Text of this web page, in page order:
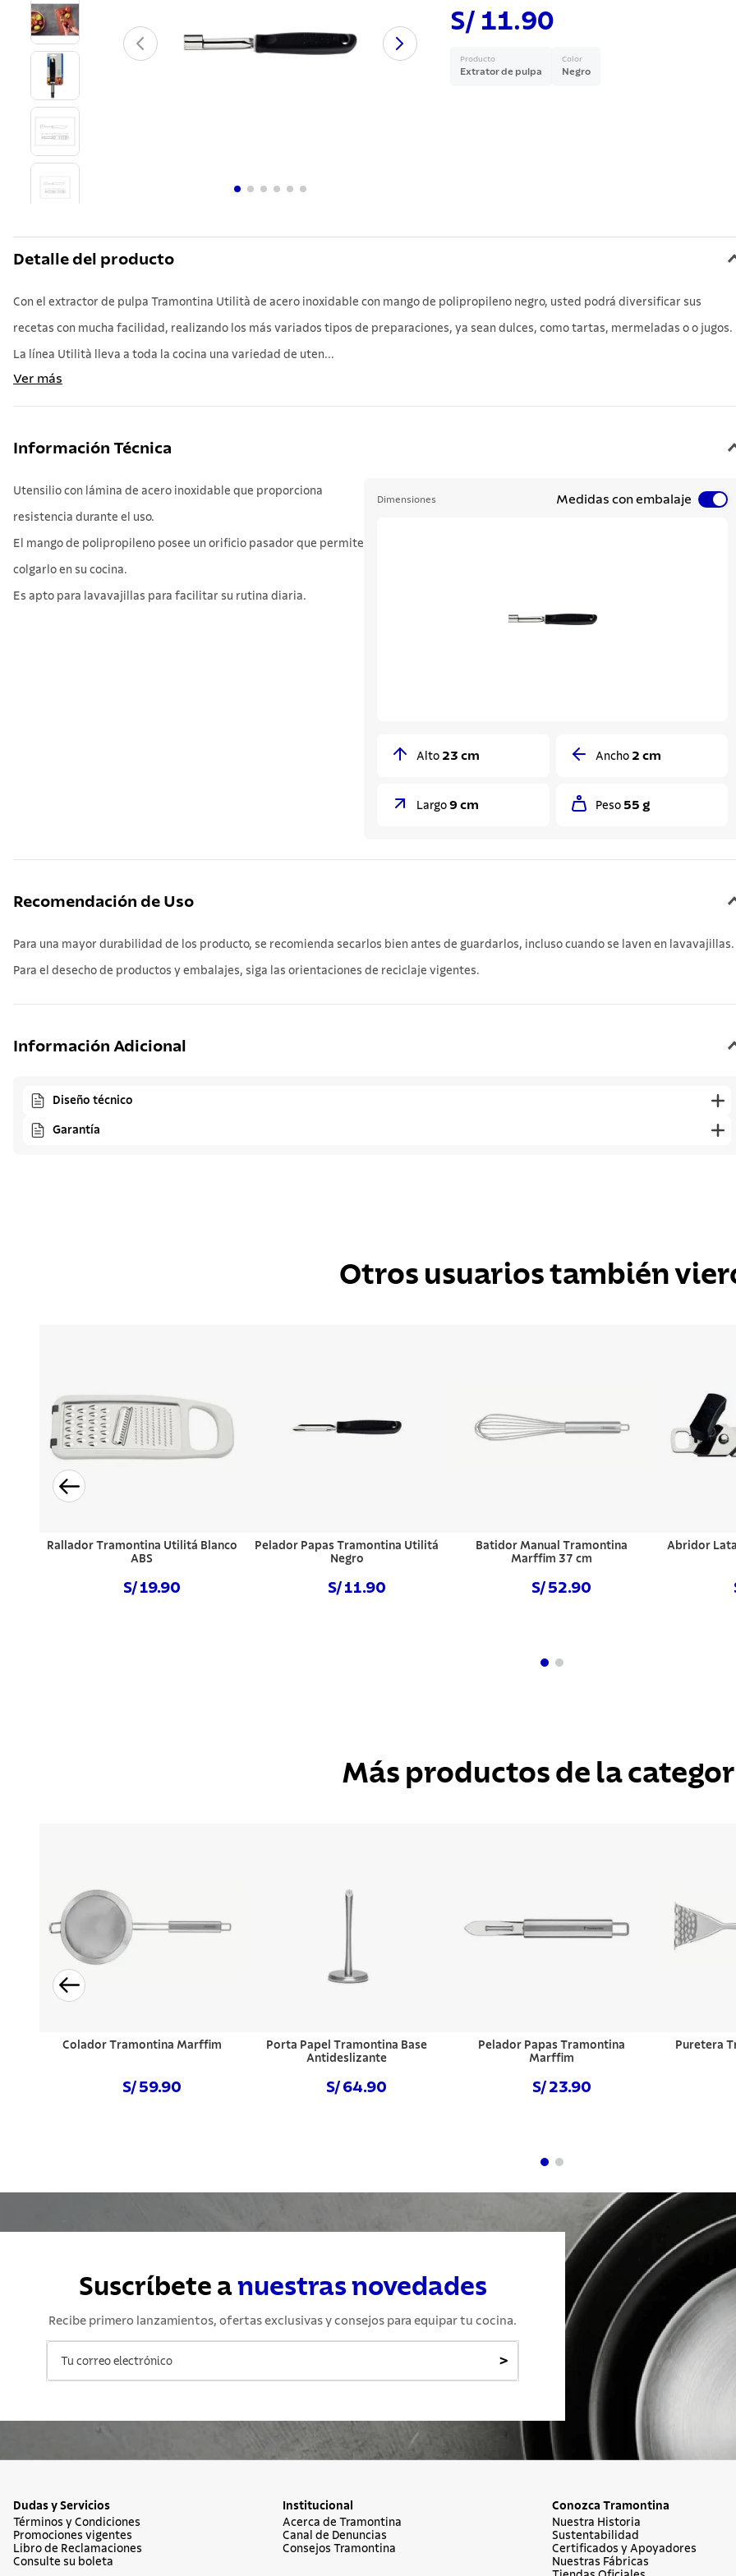
S/ 11.90
Producto
Extrator de pulpa
Color
Negro
Detalle del producto
Con el extractor de pulpa Tramontina Utilità de acero inoxidable con mango de polipropileno negro, usted podrá diversificar sus
recetas con mucha facilidad, realizando los más variados tipos de preparaciones, ya sean dulces, como tartas, mermeladas o o jugos.
La línea Utilità lleva a toda la cocina una variedad de uten...
Ver más
Información Técnica
Utensilio con lámina de acero inoxidable que proporciona
resistencia durante el uso.
El mango de polipropileno posee un orificio pasador que permite
colgarlo en su cocina.
Es apto para lavavajillas para facilitar su rutina diaria.
Dimensiones Medidas con embalaje
Alto 23 cm Ancho 2 cm
Largo 9 cm Peso 55 g
Recomendación de Uso
Para una mayor durabilidad de los producto, se recomienda secarlos bien antes de guardarlos, incluso cuando se laven en lavavajillas.
Para el desecho de productos y embalajes, siga las orientaciones de reciclaje vigentes.
Información Adicional
Diseño técnico
Garantía
Otros usuarios también
Rallador Tramontina Utilitá Blanco
ABS
S/ 19.90
Pelador Papas Tramontina Utilitá
Negro
S/ 11.90
Batidor Manual Tramontina
Marffim 37 cm
S/ 52.90
Abridor
Más productos de la
Colador Tramontina Marffim
S/ 59.90
Porta Papel Tramontina Base
Antideslizante
S/ 64.90
Pelador Papas Tramontina
Marffim
S/ 23.90
Puretera
Suscríbete anuestras novedades
Recibe primero lanzamientos, ofertas exclusivas y consejos para equipar tu cocina.
>
Dudas y Servicios
Términos y Condiciones
Promociones vigentes
Libro de Reclamaciones
Consulte su boleta
Institucional
Acerca de Tramontina
Canal de Denuncias
Consejos Tramontina
Conozca Tramontina
Nuestra Historia
Sustentabilidad
Certificados y Apoyadores
Nuestras Fábricas